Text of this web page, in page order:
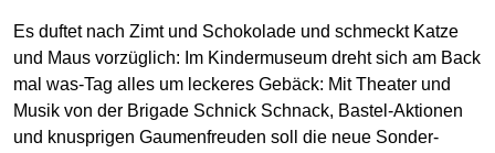
Es duftet nach Zimt und Schokolade und schmeckt Katze
und Maus vorzüglich: Im Kindermuseum dreht sich am Back
mal was-Tag alles um leckeres Gebäck: Mit Theater und
Musik von der Brigade Schnick Schnack, Bastel-Aktionen
und knusprigen Gaumenfreuden soll die neue Sonder-